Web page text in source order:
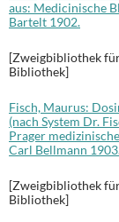
aus: Medicinische
Bartelt 1902.
[Zweigbibliothek
Bibliothek]
Fisch, Maurus:
(nach System Dr.
Prager
Carl Bellmann
[Zweigbibliothek
Bibliothek]